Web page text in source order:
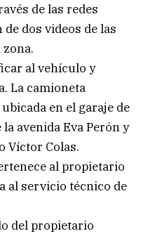
de las redes
dos videos de las
al vehículo y
La camioneta
en el garaje de
avenida Eva Perón y
Víctor Colas.
al propietario
al servicio técnico de
del propietario